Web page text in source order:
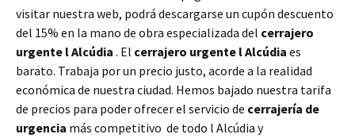
visitar nuestra web, podrá descargarse un cupón descuento
del 15% en la mano de obra especializada del cerrajero
urgente l Alcúdia . El cerrajero urgente l Alcúdia es
barato. Trabaja por un precio justo, acorde a la realidad
económica de nuestra ciudad. Hemos bajado nuestra tarifa
de precios para poder ofrecer el servicio de cerrajería de
urgencia más competitivo de todo l Alcúdia y